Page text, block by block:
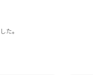
た。